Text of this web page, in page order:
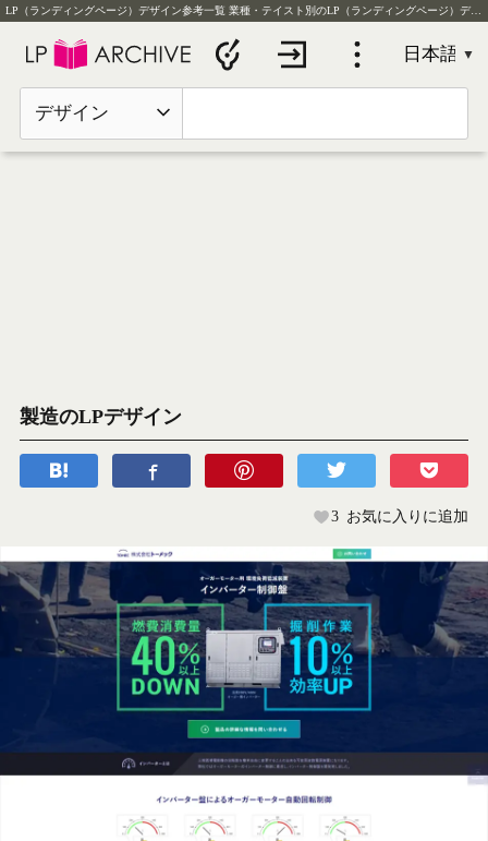
LP（ランディングページ）デザイン参考一覧 業種・テイスト別のLP（ランディングページ）デザイン実例を毎日更新
デザイン
製造のLPデザイン
3 お気に入りに追加